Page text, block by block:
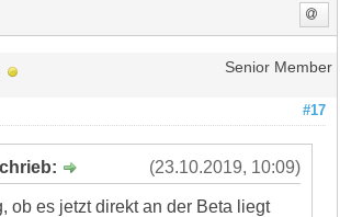
Senior Member
#17
(23.10.2019, 10:09)
ob es jetzt direkt an der Beta liegt